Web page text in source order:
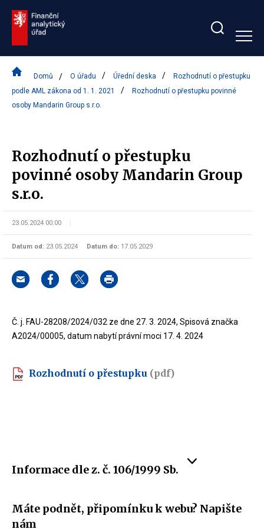
Zobrazit/skrýt
bar
Domů O úřadu Úřední deska
Rozhodnutí o přestupku
podle AML zákona od 1. 1. 2021
Rozhodnutí o přestupku povinné
osoby Mandarin Group s.r.o.
Rozhodnutí o přestupku
povinné osoby Mandarin Group
s.r.o.
23.05.2024 00:00
Datum od: 23.05.2024 Datum do: 17.05.2029
Č. j. FAU-28208/2024/032 ze dne 27. 3. 2024, Spisová značka
A2024/00005, datum nabytí právní moci 17. 4. 2024
Rozhodnutí o přestupku (pdf)
Informace dle z. č. 106/1999 Sb.
Máte podnět, připomínku k webu? Napište
nám